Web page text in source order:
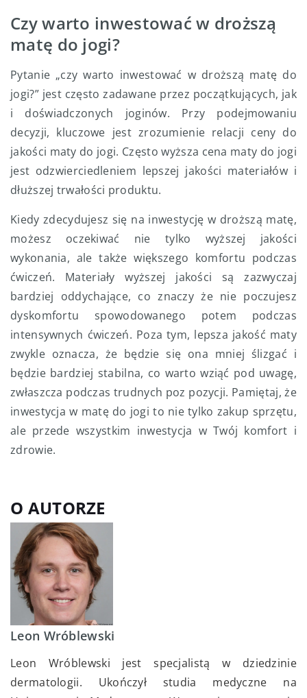
Czy warto inwestować w droższą
matę do jogi?
Pytanie „czy warto inwestować w droższą matę do
jogi?” jest często zadawane przez początkujących, jak
i doświadczonych joginów. Przy podejmowaniu
decyzji, kluczowe jest zrozumienie relacji ceny do
jakości maty do jogi. Często wyższa cena maty do jogi
jest odzwierciedleniem lepszej jakości materiałów i
dłuższej trwałości produktu.
Kiedy zdecydujesz się na inwestycję w droższą matę,
możesz oczekiwać nie tylko wyższej jakości
wykonania, ale także większego komfortu podczas
ćwiczeń. Materiały wyższej jakości są zazwyczaj
bardziej oddychające, co znaczy że nie poczujesz
dyskomfortu spowodowanego potem podczas
intensywnych ćwiczeń. Poza tym, lepsza jakość maty
zwykle oznacza, że będzie się ona mniej ślizgać i
będzie bardziej stabilna, co warto wziąć pod uwagę,
zwłaszcza podczas trudnych poz pozycji. Pamiętaj, że
inwestycja w matę do jogi to nie tylko zakup sprzętu,
ale przede wszystkim inwestycja w Twój komfort i
zdrowie.
O AUTORZE
Leon Wróblewski
Leon Wróblewski jest specjalistą w dziedzinie
dermatologii. Ukończył studia medyczne na